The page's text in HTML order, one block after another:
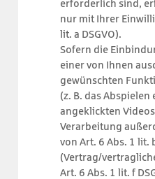
erforderlich sind,
nur mit Ihrer
lit. a DSGVO).
Sofern die
einer von Ihnen
gewünschten
(z. B. das Abspielen
angeklickten
Verarbeitung
von Art. 6 Abs. 1 lit.
(Vertrag/
Art. 6 Abs. 1 lit. f